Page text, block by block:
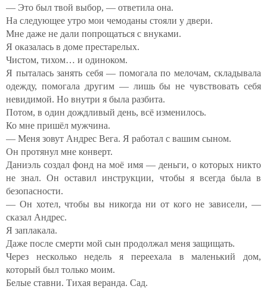
— Это был твой выбор, — ответила она.
На следующее утро мои чемоданы стояли у двери.
Мне даже не дали попрощаться с внуками.
Я оказалась в доме престарелых.
Чистом, тихом… и одиноком.
Я пыталась занять себя — помогала по мелочам, складывала
одежду, помогала другим — лишь бы не чувствовать себя
невидимой. Но внутри я была разбита.
Потом, в один дождливый день, всё изменилось.
Ко мне пришёл мужчина.
— Меня зовут Андрес Вега. Я работал с вашим сыном.
Он протянул мне конверт.
Даниэль создал фонд на моё имя — деньги, о которых никто
не знал. Он оставил инструкции, чтобы я всегда была в
безопасности.
— Он хотел, чтобы вы никогда ни от кого не зависели, —
сказал Андрес.
Я заплакала.
Даже после смерти мой сын продолжал меня защищать.
Через несколько недель я переехала в маленький дом,
который был только моим.
Белые ставни. Тихая веранда. Сад.